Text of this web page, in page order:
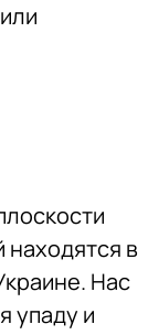
в
Нас
упаду и